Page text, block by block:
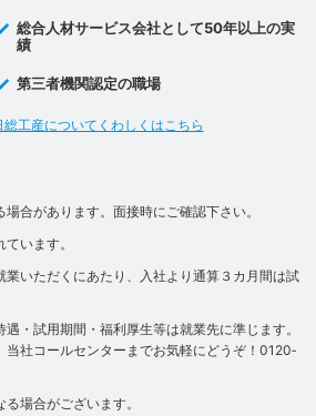
総合人材サービス会社として50年以上の実
績
第三者機関認定の職場
総工産についてくわしくはこちら
合があります。面接時にご確認下さい。
います。
業いただくにあたり、入社より通算３カ月間は試
・試用期間・福利厚生等は就業先に準じます。
当社コールセンターまでお気軽にどうぞ！0120‐
場合がございます。